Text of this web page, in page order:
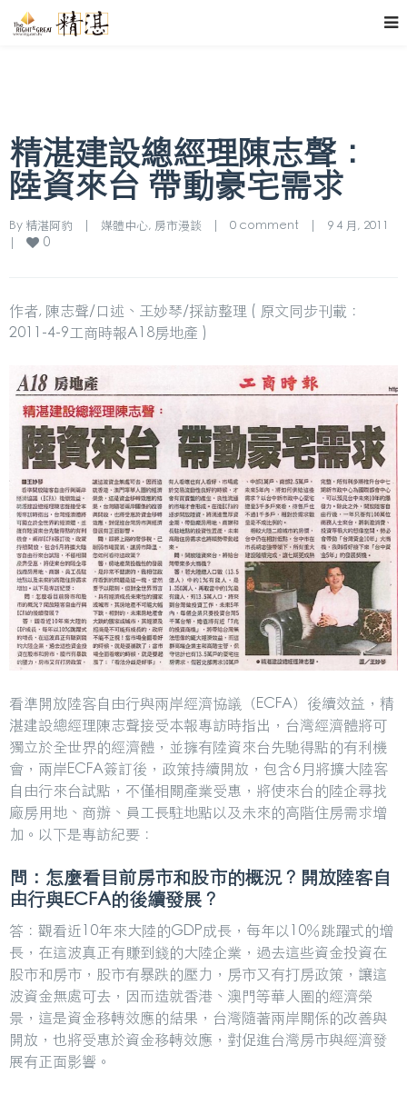
精湛建設總經理陳志聲：
陸資來台 帶動豪宅需求
By 精湛阿豹 媒體中心, 房市漫談 0 comment
0
作者, 陳志聲/口述、王妙琴/採訪整理 ( 原文同步刊載：
2011-4-9工商時報A18房地產 )
看準開放陸客自由行與兩岸經濟協議（ECFA）後續效益，精
湛建設總經理陳志聲接受本報專訪時指出，台灣經濟體將可
獨立於全世界的經濟體，並擁有陸資來台先馳得點的有利機
會，兩岸ECFA簽訂後，政策持續開放，包含6月將擴大陸客
自由行來台試點，不僅相關產業受惠，將使來台的陸企尋找
廠房用地、商辦、員工長駐地點以及未來的高階住房需求增
加。以下是專訪紀要：
問：怎麼看目前房市和股市的概況？開放陸客自
由行與ECFA的後續發展？
答：觀看近10年來大陸的GDP成長，每年以10％跳躍式的增
長，在這波真正有賺到錢的大陸企業，過去這些資金投資在
股市和房市，股市有暴跌的壓力，房市又有打房政策，讓這
波資金無處可去，因而造就香港、澳門等華人圈的經濟榮
景，這是資金移轉效應的結果，台灣隨著兩岸關係的改善與
開放，也將受惠於資金移轉效應，對促進台灣房市與經濟發
展有正面影響。